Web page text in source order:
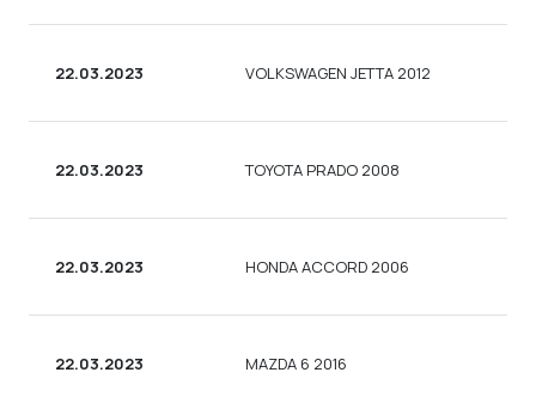
22.03.2023 VOLKSWAGEN JETTA 2012
22.03.2023 TOYOTA PRADO 2008
22.03.2023 HONDA ACCORD 2006
22.03.2023 MAZDA 6 2016